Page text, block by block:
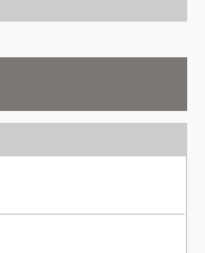
屏東縣
100萬~200萬
台北
100萬 ~150萬
新北市